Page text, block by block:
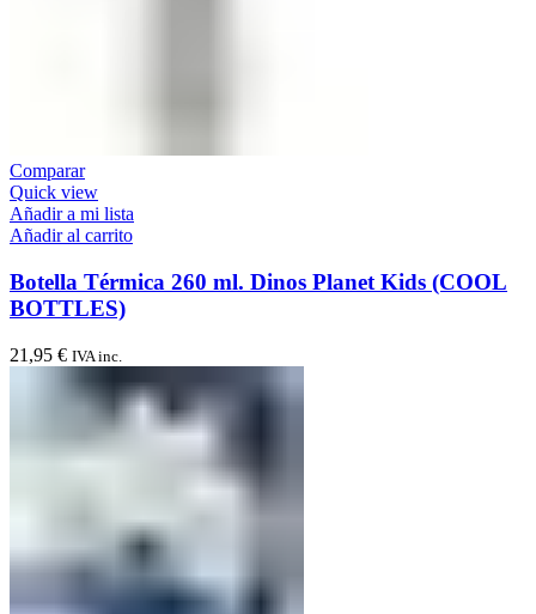
Comparar
Quick view
Añadir a mi lista
Añadir al carrito
Botella Térmica 260 ml. Dinos Planet Kids (COOL
BOTTLES)
21,95 € IVA inc.